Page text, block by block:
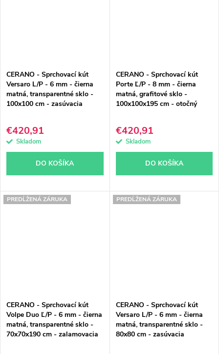
CERANO - Sprchovací kút
Versaro L/P - 6 mm - čierna
matná, transparentné sklo -
100x100 cm - zasúvacia
€420,91
Skladom
DO KOŠÍKA
CERANO - Sprchovací kút
Porte Ľ/P - 8 mm - čierna
matná, grafitové sklo -
100x100x195 cm - otočný
€420,91
Skladom
DO KOŠÍKA
PREDĹŽENÁ ZÁRUKA
CERANO - Sprchovací kút
Volpe Duo Ľ/P - 6 mm - čierna
matná, transparentné sklo -
70x70x190 cm - zalamovacia
PREDĹŽENÁ ZÁRUKA
CERANO - Sprchovací kút
Versaro L/P - 6 mm - čierna
matná, transparentné sklo -
80x80 cm - zasúvacia